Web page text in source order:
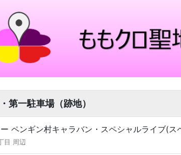
第一駐車場（跡地）
ペンギン村キャラバン・スペシャルライブ(ス
目 周辺